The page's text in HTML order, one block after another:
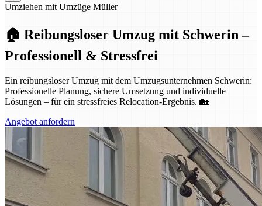
Umziehen mit Umzüge Müller
🏠 Reibungsloser Umzug mit Schwerin –
Professionell & Stressfrei
Ein reibungsloser Umzug mit dem Umzugsunternehmen Schwerin:
Professionelle Planung, sichere Umsetzung und individuelle
Lösungen – für ein stressfreies Relocation-Ergebnis. 🏡
Angebot anfordern